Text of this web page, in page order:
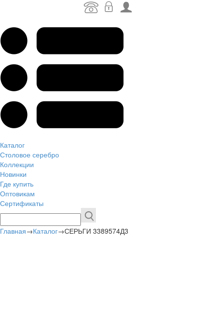
Каталог
Столовое серебро
Коллекции
Новинки
Где купить
Оптовикам
Сертификаты
Главная→Каталог→СЕРЬГИ 3389574Д3